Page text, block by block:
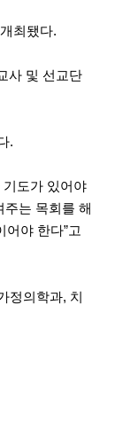
최됐다.
사 및 선교단
.
기도가 있어야
주는 목회를 해
야 한다”고
정의학과, 치